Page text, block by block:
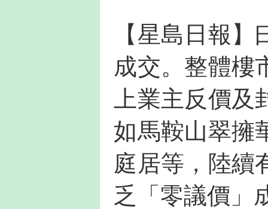
【星島日報
成交。整體樓
上業主反價
如馬鞍山翠擁
庭居等，陸續
乏「零議價」